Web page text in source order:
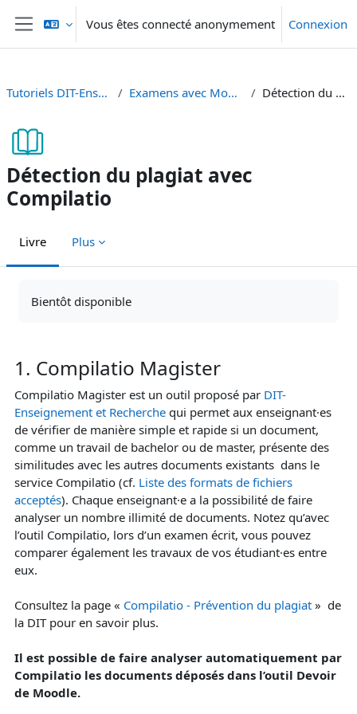
Passer au contenu principal
Panneau latéral
Vous êtes connecté anonymement Connexion
Tutoriels DIT-Enseignement et Recherche Examens avec Moodle - Prüfungen mit Moodle Détection du plagiat avec Compilatio
Détection du plagiat avec
Compilatio
Livre Plus
Bientôt disponible
1. Compilatio Magister
Compilatio Magister est un outil proposé par DIT-
Enseignement et Recherche qui permet aux enseignant·es
de vérifier de manière simple et rapide si un document,
comme un travail de bachelor ou de master, présente des
similitudes avec les autres documents existants dans le
service Compilatio (cf. Liste des formats de fichiers
acceptés). Chaque enseignant·e a la possibilité de faire
analyser un nombre illimité de documents. Notez qu’avec
l’outil Compilatio, lors d’un examen écrit, vous pouvez
comparer également les travaux de vos étudiant·es entre
eux.
Consultez la page « Compilatio - Prévention du plagiat » de
la DIT pour en savoir plus.
Il est possible de faire analyser automatiquement par
Compilatio les documents déposés dans l’outil Devoir
de Moodle.